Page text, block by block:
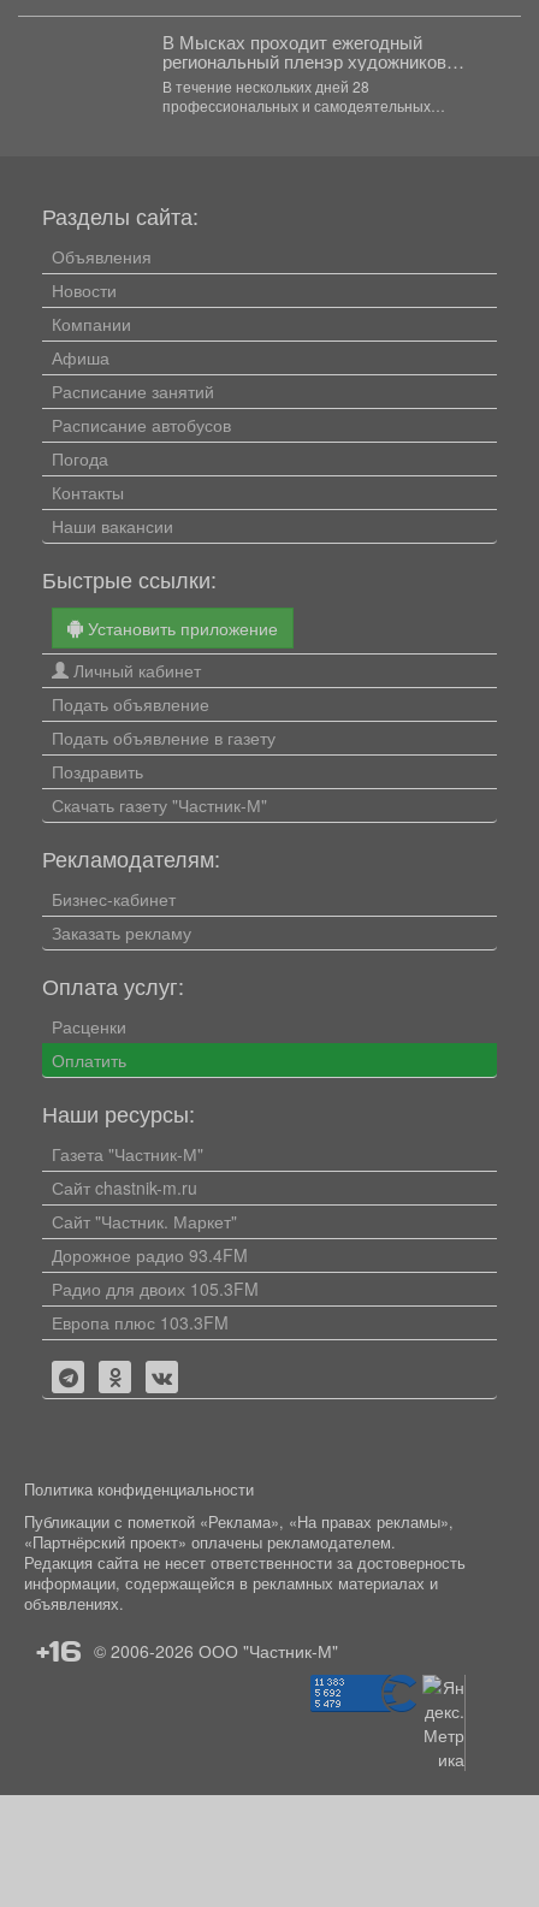
В Мысках проходит ежегодный
региональный пленэр художников
«Легенды Горной Шории».
В течение нескольких дней 28
профессиональных и самодеятельных
Разделы сайта:
Объявления
Новости
Компании
Афиша
Расписание занятий
Расписание автобусов
Погода
Контакты
Наши вакансии
Быстрые ссылки:
Установить приложение
Личный кабинет
Подать объявление
Подать объявление в газету
Поздравить
Скачать газету "Частник-М"
Рекламодателям:
Бизнес-кабинет
Заказать рекламу
Оплата услуг:
Расценки
Оплатить
Наши ресурсы:
Газета "Частник-М"
Сайт chastnik-m.ru
Сайт "Частник. Маркет"
Дорожное радио 93.4FM
Радио для двоих 105.3FM
Европа плюс 103.3FM
Политика конфиденциальности
Публикации с пометкой «Реклама», «На правах рекламы»,
«Партнёрский проект» оплачены рекламодателем.
Редакция сайта не несет ответственности за достоверность
информации, содержащейся в рекламных материалах и
объявлениях.
+16 © 2006-2026 ООО "Частник-М"